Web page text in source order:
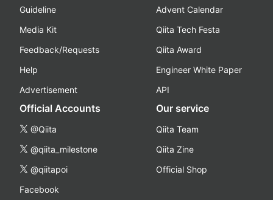
Guideline
Media Kit
Feedback/Requests
Help
Advertisement
Advent Calendar
Qiita Tech Festa
Qiita Award
Engineer White Paper
API
Official Accounts
@Qiita
@qiita_milestone
@qiitapoi
Facebook
Our service
Qiita Team
Qiita Zine
Official Shop